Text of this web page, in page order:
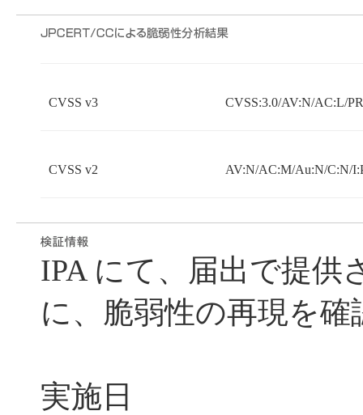
CVSS v3 CVSS:3.0/AV:N/AC:L/
CVSS v2 AV:N/AC:M/Au:N/C:N/
IPA にて、届出で提供
に、脆弱性の再現を
実施日